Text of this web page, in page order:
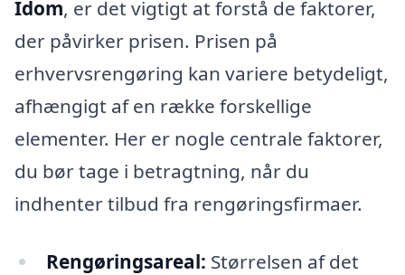
Idom, er det vigtigt at forstå de faktorer,
der påvirker prisen. Prisen på
erhvervsrengøring kan variere betydeligt,
afhængigt af en række forskellige
elementer. Her er nogle centrale faktorer,
du bør tage i betragtning, når du
indhenter tilbud fra rengøringsfirmaer.
Rengøringsareal: Størrelsen af det